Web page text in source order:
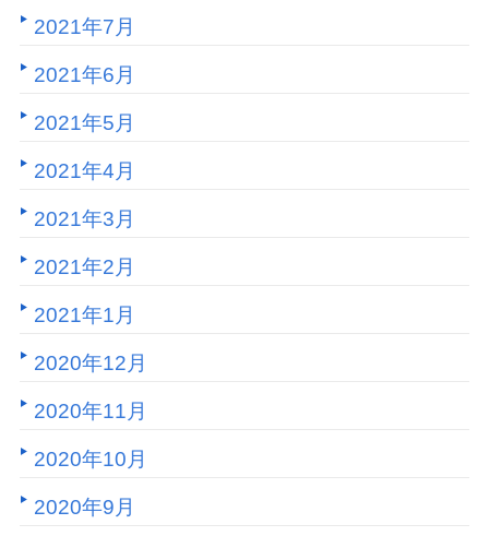
2021年7月
2021年6月
2021年5月
2021年4月
2021年3月
2021年2月
2021年1月
2020年12月
2020年11月
2020年10月
2020年9月